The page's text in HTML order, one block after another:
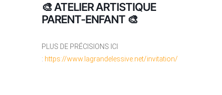
🎨 ATELIER ARTISTIQUE
PARENT-ENFANT 🎨
PLUS DE PRÉCISIONS ICI
: https://www.lagrandelessive.net/invitation/